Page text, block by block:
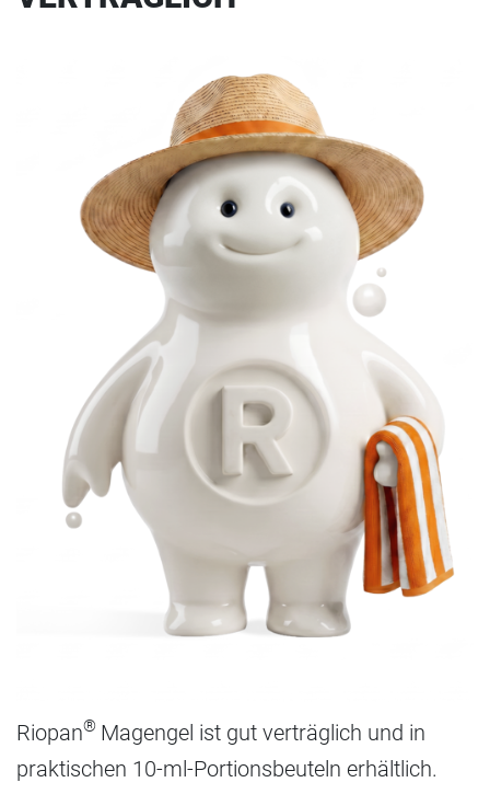
Riopan® Magengel ist gut verträglich und in
praktischen 10-ml-Portionsbeuteln erhältlich.